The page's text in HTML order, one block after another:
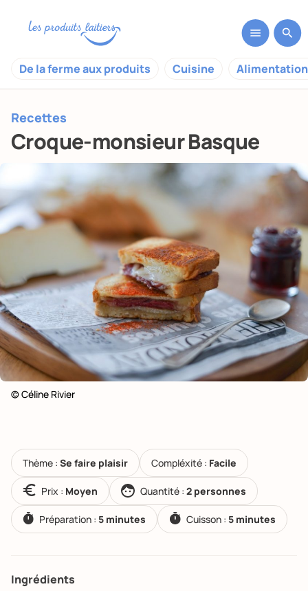
De la ferme aux produits Cuisine
Recettes
Croque-monsieur Basque
© Céline Rivier
Thème : Se faire plaisir Compléxité : Facile
Prix : Moyen Quantité : 2 personnes
Préparation : 5 minutes Cuisson : 5 minutes
Ingrédients